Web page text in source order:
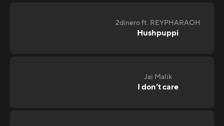
2dinero ft. REYPHARAOH
Hushpuppi
Jai Malik
I don‘t care